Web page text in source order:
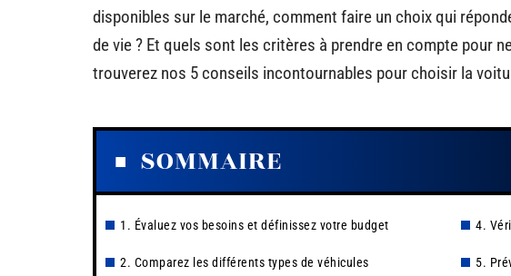
disponibles sur le marché, comment faire un choix qui
de vie ? Et quels sont les critères à prendre en compte pour
trouverez nos 5 conseils incontournables pour choisir la
SOMMAIRE
1. Évaluez vos besoins et définissez votre budget
2. Comparez les différents types de véhicules
4.
5.